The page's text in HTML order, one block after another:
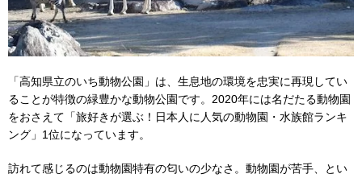
「高知県立のいち動物公園」は、生息地の環境を忠実に再現してい
ることが特徴の緑豊かな動物公園です。2020年には名だたる動物園
をおさえて「旅好きが選ぶ！日本人に人気の動物園・水族館ランキ
ング」1位になっています。
訪れて感じるのは動物園特有の匂いの少なさ。動物園が苦手、とい